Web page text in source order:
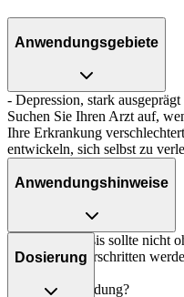
Anwendungsgebiete
- Depression, stark ausgeprägt
Suchen Sie Ihren Arzt auf,
Ihre Erkrankung
entwickeln, sich selbst zu
Anwendungshinweise
Die Gesamtdosis sollte nicht
Apotheker überschritten
Art der Anwendung?
Dosierung